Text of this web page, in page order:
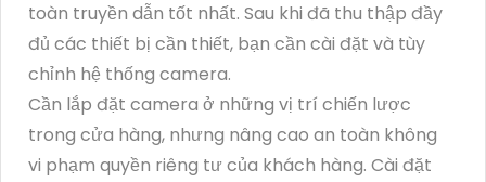
toàn truyền dẫn tốt nhất. Sau khi đã thu thập đầy
đủ các thiết bị cần thiết, bạn cần cài đặt và tùy
chỉnh hệ thống camera.
Cần lắp đặt camera ở những vị trí chiến lược
trong cửa hàng, nhưng nâng cao an toàn không
vi phạm quyền riêng tư của khách hàng. Cài đặt